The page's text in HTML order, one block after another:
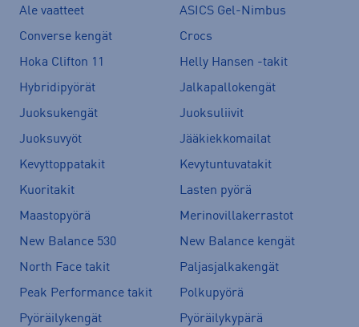
Ale vaatteet
ASICS Gel-Nimbus
Converse kengät
Crocs
Hoka Clifton 11
Helly Hansen -takit
Hybridipyörät
Jalkapallokengät
Juoksukengät
Juoksuliivit
Juoksuvyöt
Jääkiekkomailat
Kevyttoppatakit
Kevytuntuvatakit
Kuoritakit
Lasten pyörä
Maastopyörä
Merinovillakerrastot
New Balance 530
New Balance kengät
North Face takit
Paljasjalkakengät
Peak Performance takit
Polkupyörä
Pyöräilykengät
Pyöräilykypärä